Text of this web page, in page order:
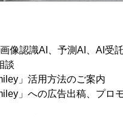
像認識AI、予測AI、AI受
談
」活用方法のご案内
」への広告出稿、プ